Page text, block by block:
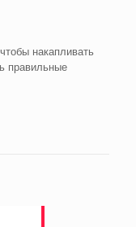
накапливать
правильные